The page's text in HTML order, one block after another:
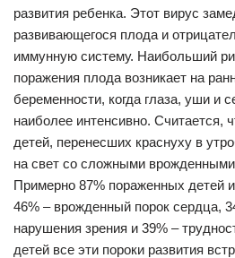
развития ребенка. Этот вирус
развивающегося плода и
иммунную систему. Наибольший
поражения плода возникает на
беременности, когда глаза, уши и
наиболее интенсивно. Считается,
детей, перенесших краснуху в
на свет со сложными
Примерно 87% пораженных детей
46% – врожденный порок сердца,
нарушения зрения и 39% –
детей все эти пороки развития